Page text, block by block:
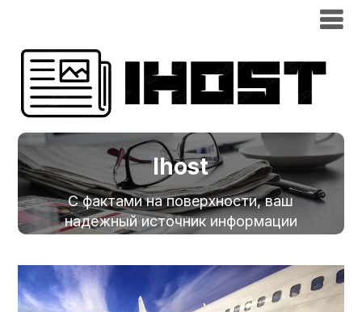
Ihost
С фактами на поверхности, ваш
надежный источник информации